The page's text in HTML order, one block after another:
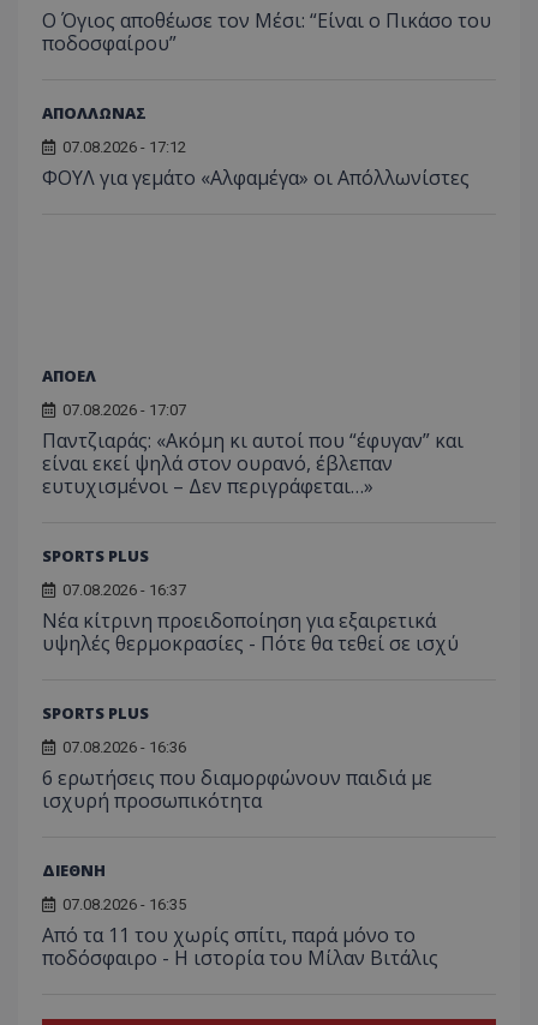
Ο Όγιος αποθέωσε τον Μέσι: “Είναι ο Πικάσο του
ποδοσφαίρου”
ΑΠΟΛΛΩΝΑΣ
07.08.2026 - 17:12
ΦΟΥΛ για γεμάτο «Αλφαμέγα» οι Απόλλωνίστες
ΑΠΟΕΛ
07.08.2026 - 17:07
Παντζιαράς: «Ακόμη κι αυτοί που “έφυγαν” και
είναι εκεί ψηλά στον ουρανό, έβλεπαν
ευτυχισμένοι – Δεν περιγράφεται…»
SPORTS PLUS
07.08.2026 - 16:37
Νέα κίτρινη προειδοποίηση για εξαιρετικά
υψηλές θερμοκρασίες - Πότε θα τεθεί σε ισχύ
SPORTS PLUS
07.08.2026 - 16:36
6 ερωτήσεις που διαμορφώνουν παιδιά με
ισχυρή προσωπικότητα
ΔΙΕΘΝΗ
07.08.2026 - 16:35
Από τα 11 του χωρίς σπίτι, παρά μόνο το
ποδόσφαιρο - Η ιστορία του Μίλαν Βιτάλις